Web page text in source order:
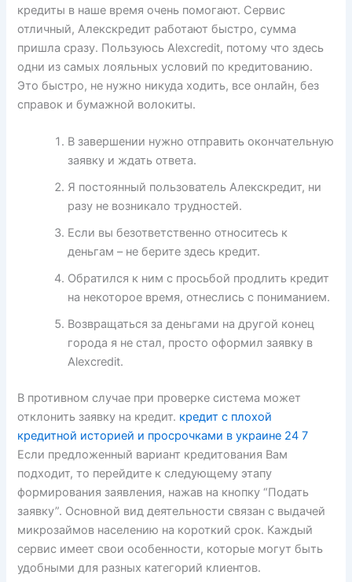
кредиты в наше время очень помогают. Сервис
отличный, Алекскредит работают быстро, сумма
пришла сразу. Пользуюсь Alexcredit, потому что здесь
одни из самых лояльных условий по кредитованию.
Это быстро, не нужно никуда ходить, все онлайн, без
справок и бумажной волокиты.
В завершении нужно отправить окончательную
заявку и ждать ответа.
Я постоянный пользователь Алекскредит, ни
разу не возникало трудностей.
Если вы безответственно относитесь к
деньгам – не берите здесь кредит.
Обратился к ним с просьбой продлить кредит
на некоторое время, отнеслись с пониманием.
Возвращаться за деньгами на другой конец
города я не стал, просто оформил заявку в
Alexcredit.
В противном случае при проверке система может
отклонить заявку на кредит. кредит с плохой
кредитной историей и просрочками в украине 24 7
Если предложенный вариант кредитования Вам
подходит, то перейдите к следующему этапу
формирования заявления, нажав на кнопку “Подать
заявку”. Основной вид деятельности связан с выдачей
микрозаймов населению на короткий срок. Каждый
сервис имеет свои особенности, которые могут быть
удобными для разных категорий клиентов.